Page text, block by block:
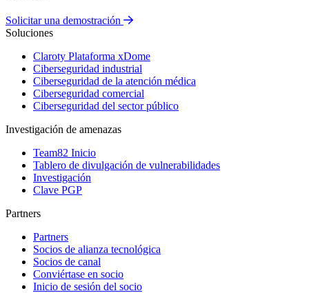
Solicitar una demostración
Soluciones
Claroty Plataforma xDome
Ciberseguridad industrial
Ciberseguridad de la atención médica
Ciberseguridad comercial
Ciberseguridad del sector público
Investigación de amenazas
Team82 Inicio
Tablero de divulgación de vulnerabilidades
Investigación
Clave PGP
Partners
Partners
Socios de alianza tecnológica
Socios de canal
Conviértase en socio
Inicio de sesión del socio